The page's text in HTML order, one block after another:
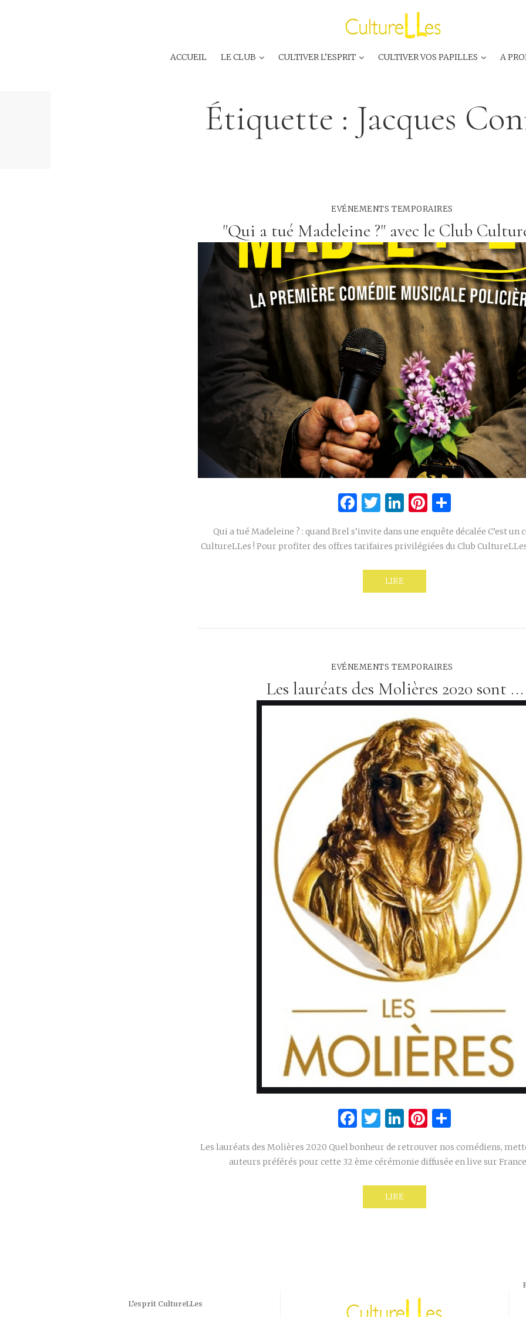
ACCUEIL LE CLUB CULTIVER L’ESPRIT CULTIVER VOS PAPILLES A
Étiquette : Jacques
EVÉNEMENTS TEMPORAIRES
"Qui a tué Madeleine ?" avec le Club
Facebook
Twitter
LinkedIn
Pinterest
Qui a tué Madeleine ? : quand Brel s’invite dans une enquête décalée C’est un
CultureLLes ! Pour profiter des offres tarifaires privilégiées du Club
LIRE
EVÉNEMENTS TEMPORAIRES
Les lauréats des Molières 2020 sont ...
Facebook
Twitter
LinkedIn
Pinterest
Les lauréats des Molières 2020 Quel bonheur de retrouver nos comédiens,
auteurs préférés pour cette 32 ème cérémonie diffusée en live sur
LIRE
L’esprit CultureLLes